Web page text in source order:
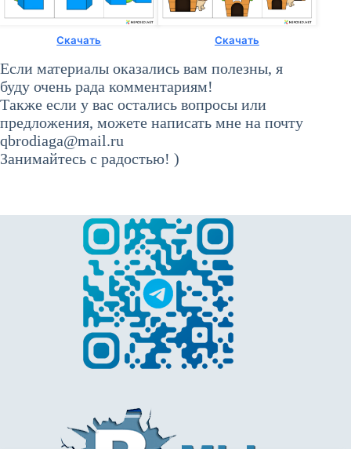
Скачать Скачать
Если материалы оказались вам полезны, я
буду очень рада комментариям!
Также если у вас остались вопросы или
предложения, можете написать мне на почту
qbrodiaga@mail.ru
Занимайтесь с радостью! )